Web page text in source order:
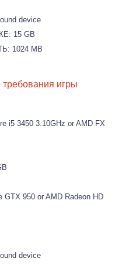
device
15 GB
1024 MB
игры
3450 3.10GHz or AMD FX
950 or AMD Radeon HD
device